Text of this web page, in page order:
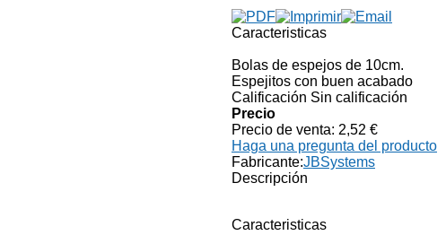
Caracteristicas
Bolas de espejos de 10cm.
Espejitos con buen acabado
Calificación Sin calificación
Precio
Precio de venta: 2,52 €
Haga una pregunta del producto
Fabricante:JBSystems
Descripción
Caracteristicas